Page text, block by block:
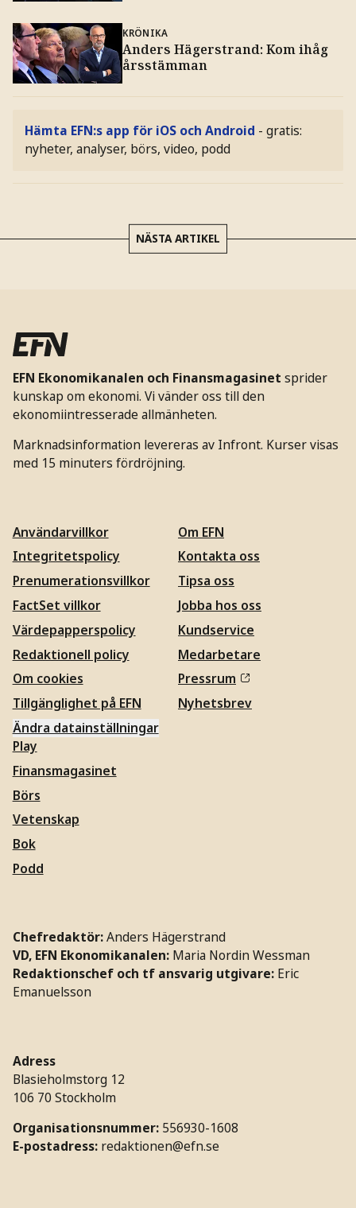
KRÖNIKA
Anders Hägerstrand: Kom ihåg
årsstämman
Hämta EFN:s app för iOS och Android - gratis:
nyheter, analyser, börs, video, podd
NÄSTA ARTIKEL
EFN Ekonomikanalen och Finansmagasinet sprider
kunskap om ekonomi. Vi vänder oss till den
ekonomiintresserade allmänheten.
Marknadsinformation levereras av Infront. Kurser visas
med 15 minuters fördröjning.
Användarvillkor
Integritetspolicy
Prenumerationsvillkor
FactSet villkor
Värdepapperspolicy
Redaktionell policy
Om cookies
Tillgänglighet på EFN
Ändra datainställningar
Om EFN
Kontakta oss
Tipsa oss
Jobba hos oss
Kundservice
Medarbetare
Pressrum
Nyhetsbrev
Play
Finansmagasinet
Börs
Vetenskap
Bok
Podd
Chefredaktör:Anders Hägerstrand
VD, EFN Ekonomikanalen: Maria Nordin Wessman
Redaktionschef och tf ansvarig utgivare: Eric
Emanuelsson
Adress
Blasieholmstorg 12
106 70 Stockholm
Organisationsnummer: 556930-1608
E-postadress: redaktionen@efn.se